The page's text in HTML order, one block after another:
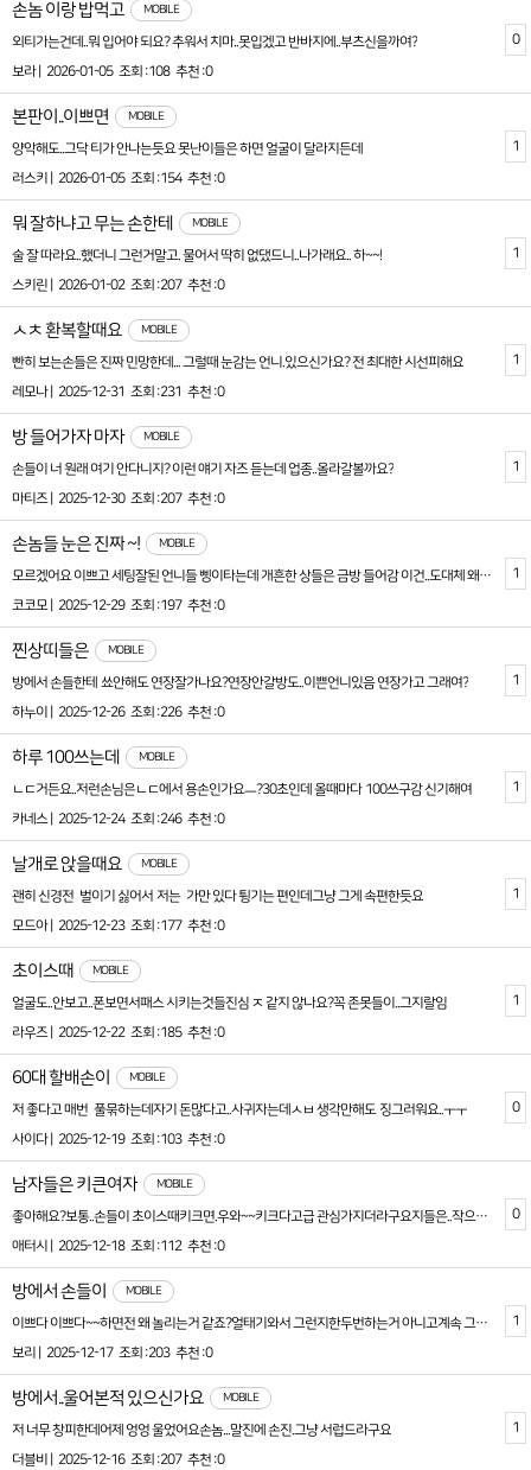
손놈 이랑 밥먹고 MOBILE
외티가는건데..뭐 입어야 되요? 추워서 치마..못입겠고 반바지에..부츠신을까여?
보라 |
2026-01-05 조회 :108 추천 :0
0
본판이..이쁘면 MOBILE
양악해도..그닥 티가 안나는듯요 못난이들은 하면 얼굴이 달라지든데
러스키 |
2026-01-05 조회 :154 추천 :0
1
뭐 잘하냐고 무는 손한테 MOBILE
술 잘 따라요..했더니 그런거말고. 물어서 딱히 없댔드니..나가래요.. 하~~!
스키린 |
2026-01-02 조회 :207 추천 :0
1
ㅅㅊ 환복할때요 MOBILE
빤히 보는손들은 진짜 민망한데... 그럴때 눈감는 언니.있으신가요? 전 최대한 시선피해요
레모나 |
2025-12-31 조회 :231 추천 :0
1
방 들어가자 마자 MOBILE
손들이 너 원래 여기 안다니지? 이런 얘기 자즈 듣는데 업종..올라갈볼까요?
마티즈 |
2025-12-30 조회 :207 추천 :0
1
손놈들 눈은 진짜 ~! MOBILE
모르겠어요 이쁘고 세팅잘된 언니들 삥이타는데 개흔한 상들은 금방 들어감 이건..도대체 왜 그런거져?
코코모 |
2025-12-29 조회 :197 추천 :0
1
찐상띠들은 MOBILE
방에서 손들한테 쑈안해도 연장잘가나요?연장안갈방도..이쁜언니있음 연장가고 그래여?
하누이 |
2025-12-26 조회 :226 추천 :0
1
하루 100쓰는데 MOBILE
ㄴㄷ거든요..저런손님은ㄴㄷ에서 용손인가요ㅡ?30초인데 올때마다 100쓰구감 신기해여
카네스 |
2025-12-24 조회 :246 추천 :0
1
날개로 앉을때요 MOBILE
괜히 신경전 벌이기 싫어서 저는 가만 있다 튕기는 편인데그냥 그게 속편한듯요
모드아 |
2025-12-23 조회 :177 추천 :0
1
초이스때 MOBILE
얼굴도..안보고..폰보면서패스 시키는것들진심 ㅈ 같지 않나요?꼭 존못들이..그지랄임
라우즈 |
2025-12-22 조회 :185 추천 :0
1
60대 할배손이 MOBILE
저 좋다고 매번 풀묶하는데자기 돈많다고..사귀자는데ㅅㅂ 생각만해도 징그러워요..ㅜㅜ
사이다 |
2025-12-19 조회 :103 추천 :0
0
남자들은 키큰여자 MOBILE
좋아해요?보통..손들이 초이스때키크면.우와~~키크다고급 관심가지더라구요지들은..작으면서!
애터시 |
2025-12-18 조회 :112 추천 :0
0
방에서 손들이 MOBILE
이쁘다 이쁘다~~하면전 왜 놀리는거 같죠?얼태기와서 그런지한두번하는거 아니고계속 그러면 진심놀림당하는 기분들어요~
보리 |
2025-12-17 조회 :203 추천 :0
1
방에서..울어본적 있으신가요 MOBILE
저 너무 창피한데어제 엉엉 울었어요손놈...말진에 손진.그냥 서럽드라구요
더블비 |
2025-12-16 조회 :207 추천 :0
1